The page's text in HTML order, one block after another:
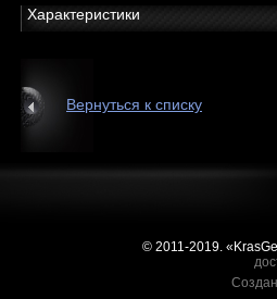
Характеристики
Вернуться к списку
© 2011-2019.